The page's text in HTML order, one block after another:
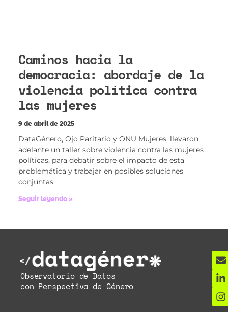
Caminos hacia la
democracia: abordaje de la
violencia política contra
las mujeres
9 de abril de 2025
DataGénero, Ojo Paritario y ONU Mujeres, llevaron
adelante un taller sobre violencia contra las mujeres
políticas, para debatir sobre el impacto de esta
problemática y trabajar en posibles soluciones
conjuntas.
Seguir leyendo »
Observatorio de Datos
con Perspectiva de Género